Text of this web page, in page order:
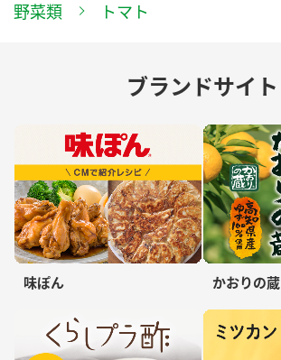
野菜類 トマト
ブランドサイト
味ぽん かおりの蔵